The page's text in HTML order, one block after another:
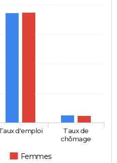
Femmes
d'emploi
Taux de
chômage